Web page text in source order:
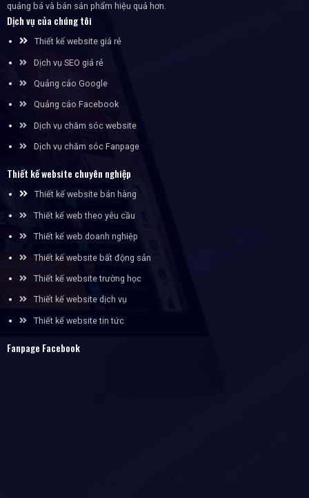
quảng bá và bán sản phẩm hiệu quả hơn.
Dịch vụ của chúng tôi
Thiết kế website giá rẻ
Dịch vụ SEO giá rẻ
Quảng cáo Google
Quảng cáo Facebook
Dịch vụ chăm sóc website
Dịch vụ chăm sóc Fanpage
Thiết kế website chuyên nghiệp
Thiết kế website bán hàng
Thiết kế web theo yêu cầu
Thiết kế web doanh nghiệp
Thiết kế website bất động sản
Thiết kế website trường học
Thiết kế website dịch vụ
Thiết kế website tin tức
Fanpage Facebook